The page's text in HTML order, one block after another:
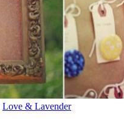
Love & Lavender